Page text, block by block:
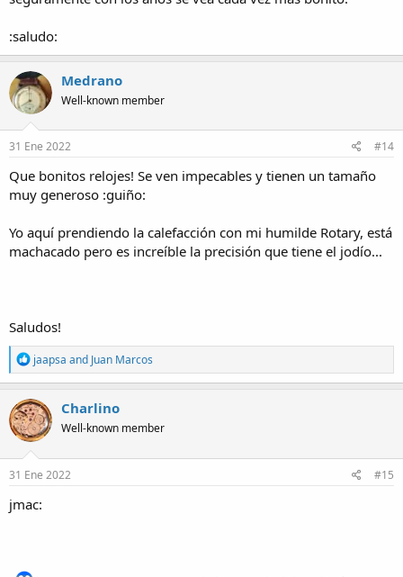
:saludo:
Medrano
Well-known member
31 Ene 2022 #14
Que bonitos relojes! Se ven impecables y tienen un tamaño
muy generoso :guiño:
Yo aquí prendiendo la calefacción con mi humilde Rotary, está
machacado pero es increíble la precisión que tiene el jodío...
Saludos!
R
e
a
c
t
i
o
n
s
jaapsa and Juan Marcos
Charlino
Well-known member
31 Ene 2022 #15
jmac: